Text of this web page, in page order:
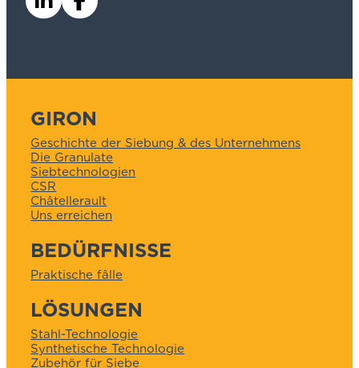
GIRON
Geschichte der Siebung & des Unternehmens
Die Granulate
Siebtechnologien
CSR
Châtellerault
Uns erreichen
BEDÜRFNISSE
Praktische fâlle
LÖSUNGEN
Stahl-Technologie
Synthetische Technologie
Zubehör für Siebe